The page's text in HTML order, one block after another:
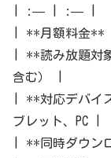
| :— | :— |
| **月額料金**
| **読み放題対
含む） |
| **対応デバイ
ブレット、PC |
| **同時ダウン